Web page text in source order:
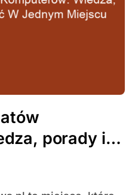
porady i
miejscu